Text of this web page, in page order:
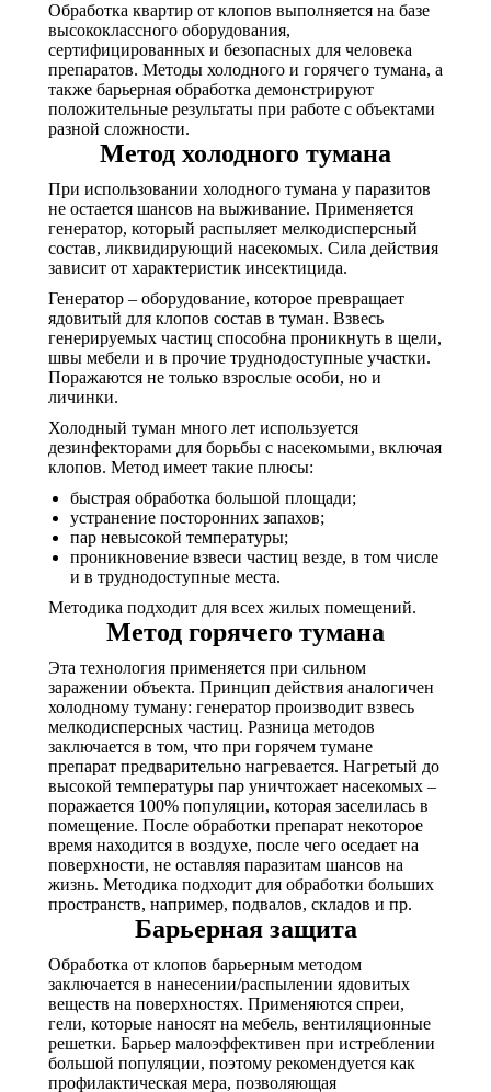
Обработка квартир от клопов выполняется на базе
высококлассного оборудования,
сертифицированных и безопасных для человека
препаратов. Методы холодного и горячего тумана, а
также барьерная обработка демонстрируют
положительные результаты при работе с объектами
разной сложности.
Метод холодного тумана
При использовании холодного тумана у паразитов
не остается шансов на выживание. Применяется
генератор, который распыляет мелкодисперсный
состав, ликвидирующий насекомых. Сила действия
зависит от характеристик инсектицида.
Генератор – оборудование, которое превращает
ядовитый для клопов состав в туман. Взвесь
генерируемых частиц способна проникнуть в щели,
швы мебели и в прочие труднодоступные участки.
Поражаются не только взрослые особи, но и
личинки.
Холодный туман много лет используется
дезинфекторами для борьбы с насекомыми, включая
клопов. Метод имеет такие плюсы:
быстрая обработка большой площади;
устранение посторонних запахов;
пар невысокой температуры;
проникновение взвеси частиц везде, в том числе
и в труднодоступные места.
Методика подходит для всех жилых помещений.
Метод горячего тумана
Эта технология применяется при сильном
заражении объекта. Принцип действия аналогичен
холодному туману: генератор производит взвесь
мелкодисперсных частиц. Разница методов
заключается в том, что при горячем тумане
препарат предварительно нагревается. Нагретый до
высокой температуры пар уничтожает насекомых –
поражается 100% популяции, которая заселилась в
помещение. После обработки препарат некоторое
время находится в воздухе, после чего оседает на
поверхности, не оставляя паразитам шансов на
жизнь. Методика подходит для обработки больших
пространств, например, подвалов, складов и пр.
Барьерная защита
Обработка от клопов барьерным методом
заключается в нанесении/распылении ядовитых
веществ на поверхностях. Применяются спреи,
гели, которые наносят на мебель, вентиляционные
решетки. Барьер малоэффективен при истреблении
большой популяции, поэтому рекомендуется как
профилактическая мера, позволяющая